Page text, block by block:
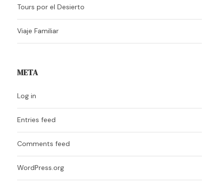
Tours por el Desierto
Viaje Familiar
META
Log in
Entries feed
Comments feed
WordPress.org